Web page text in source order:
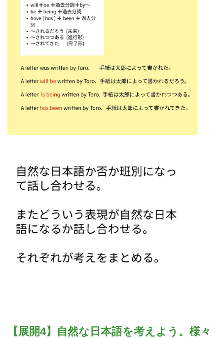
【展開4】自然な日本語を考えよう。様々